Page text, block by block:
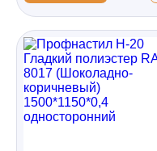
Дача и сад
Другие товары
двухсторонний